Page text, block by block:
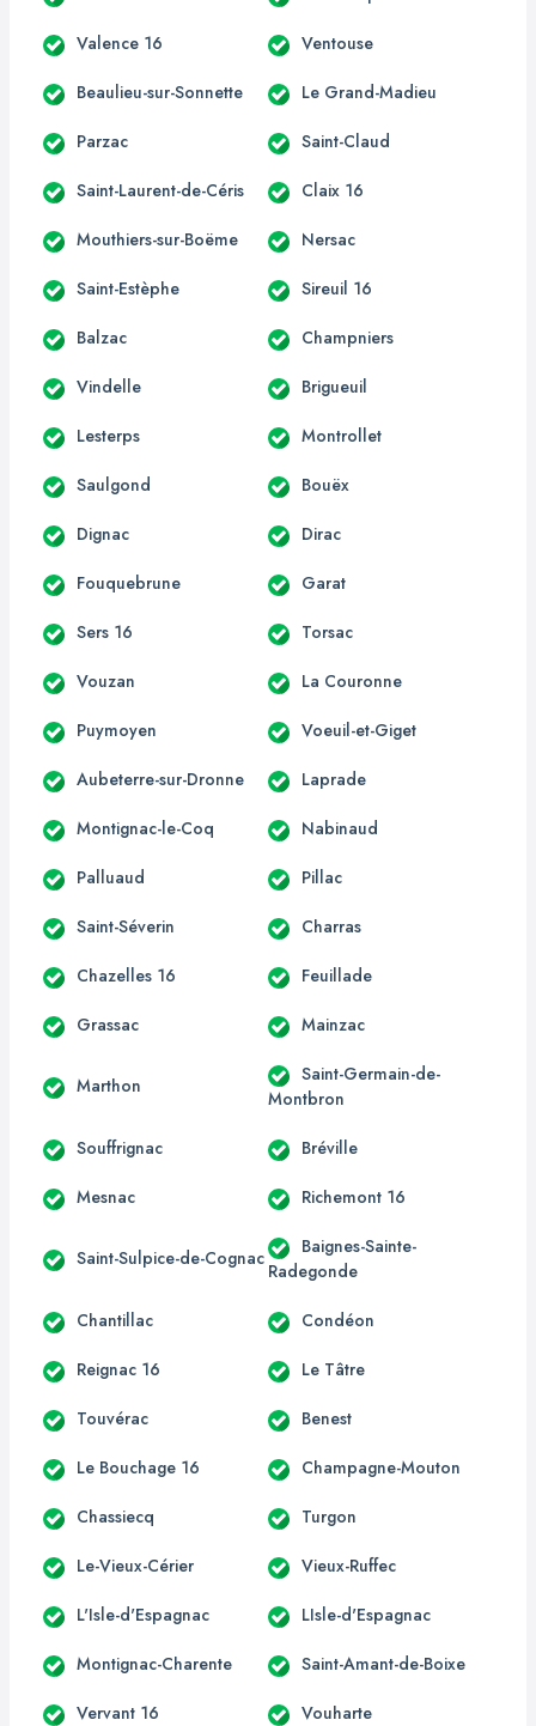
Valence 16 Ventouse
Beaulieu-sur-Sonnette Le Grand-Madieu
Parzac Saint-Claud
Saint-Laurent-de-Céris Claix 16
Mouthiers-sur-Boëme Nersac
Saint-Estèphe Sireuil 16
Balzac Champniers
Vindelle Brigueuil
Lesterps Montrollet
Saulgond Bouëx
Dignac Dirac
Fouquebrune Garat
Sers 16 Torsac
Vouzan La Couronne
Puymoyen Voeuil-et-Giget
Aubeterre-sur-Dronne Laprade
Montignac-le-Coq Nabinaud
Palluaud Pillac
Saint-Séverin Charras
Chazelles 16 Feuillade
Grassac Mainzac
Marthon
Saint-Germain-de-
Montbron
Souffrignac Bréville
Mesnac Richemont 16
Saint-Sulpice-de-Cognac
Baignes-Sainte-
Radegonde
Chantillac Condéon
Reignac 16 Le Tâtre
Touvérac Benest
Le Bouchage 16 Champagne-Mouton
Chassiecq Turgon
Le-Vieux-Cérier Vieux-Ruffec
L'Isle-d'Espagnac LIsle-d'Espagnac
Montignac-Charente Saint-Amant-de-Boixe
Vervant 16 Vouharte